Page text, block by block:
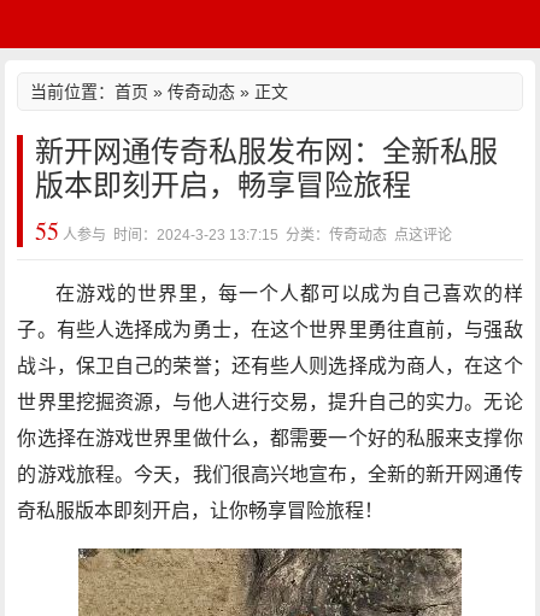
当前位置：首页 »传奇动态 » 正文
新开网通传奇私服发布网：全新私服
版本即刻开启，畅享冒险旅程
55 人参与 时间：2024-3-23 13:7:15 分类：传奇动态 点这评论
在游戏的世界里，每一个人都可以成为自己喜欢的样
子。有些人选择成为勇士，在这个世界里勇往直前，与强敌
战斗，保卫自己的荣誉；还有些人则选择成为商人，在这个
世界里挖掘资源，与他人进行交易，提升自己的实力。无论
你选择在游戏世界里做什么，都需要一个好的私服来支撑你
的游戏旅程。今天，我们很高兴地宣布，全新的新开网通传
奇私服版本即刻开启，让你畅享冒险旅程！